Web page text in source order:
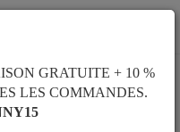
GRATUITE + 10 %
LES COMMANDES.